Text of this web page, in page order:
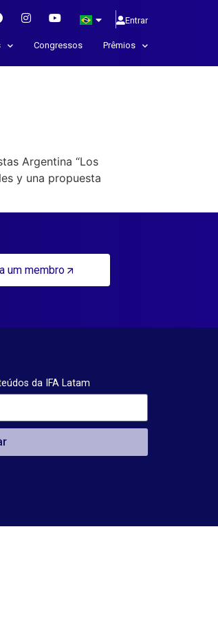
Entrar
Congressos Prêmios
Argentina “Los
y una propuesta
um membro
da IFA Latam